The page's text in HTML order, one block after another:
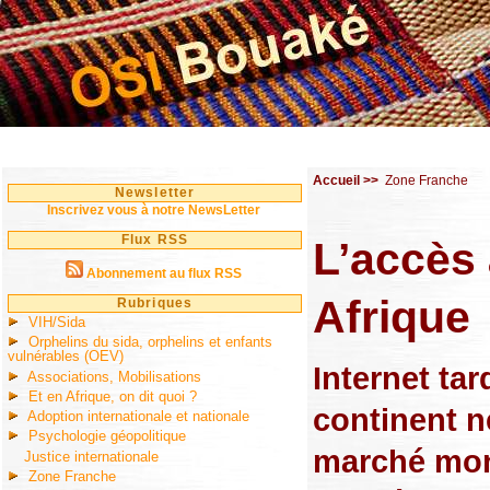
Newsletter
Inscrivez vous à notre NewsLetter
Flux RSS
Abonnement au flux RSS
Rubriques
VIH/Sida
Orphelins du sida, orphelins et enfants
vulnérables (OEV)
Associations, Mobilisations
Et en Afrique, on dit quoi ?
Adoption internationale et nationale
Psychologie géopolitique
Justice internationale
Zone Franche
Accueil >> Zone Franche
Afrique
Internet
continent
marché